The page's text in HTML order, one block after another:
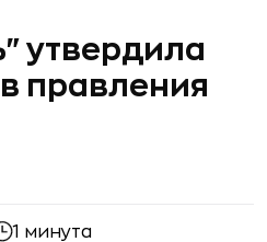
утвердила
правления
1 минута